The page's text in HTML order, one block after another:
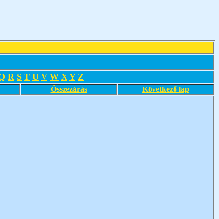
R S T U V W X Y Z
Összezárás Következő lap